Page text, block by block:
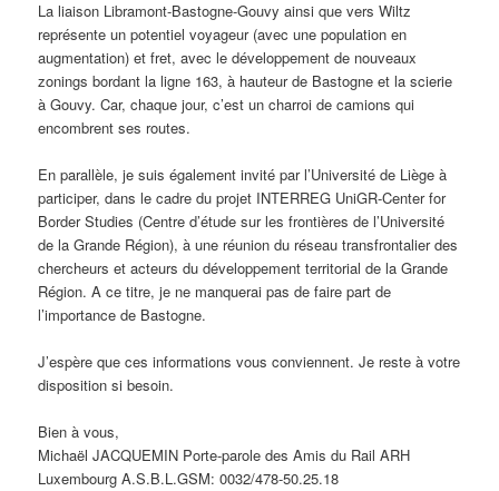
La liaison Libramont-Bastogne-Gouvy ainsi que vers Wiltz
représente un potentiel voyageur (avec une population en
augmentation) et fret, avec le développement de nouveaux
zonings bordant la ligne 163, à hauteur de Bastogne et la scierie
à Gouvy. Car, chaque jour, c’est un charroi de camions qui
encombrent ses routes.
En parallèle, je suis également invité par l’Université de Liège à
participer, dans le cadre du projet INTERREG UniGR-Center for
Border Studies (Centre d’étude sur les frontières de l’Université
de la Grande Région), à une réunion du réseau transfrontalier des
chercheurs et acteurs du développement territorial de la Grande
Région. A ce titre, je ne manquerai pas de faire part de
l’importance de Bastogne.
J’espère que ces informations vous conviennent. Je reste à votre
disposition si besoin.
Bien à vous,
Michaël JACQUEMIN Porte-parole des Amis du Rail ARH
Luxembourg A.S.B.L.GSM: 0032/478-50.25.18